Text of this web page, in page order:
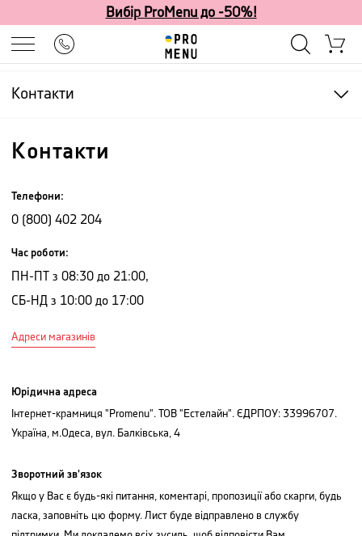
Вибір ProMenu до -50%!
Контакти
Контакти
Телефони:
0 (800) 402 204
Час роботи:
ПН-ПТ з 08:30 до 21:00,
СБ-НД з 10:00 до 17:00
Адреси магазинів
Юрідична адреса
Інтернет-крамниця "Promenu". ТОВ "Естелайн". ЄДРПОУ: 33996707.
Україна, м.Одеса, вул. Балківська, 4
Зворотний зв'язок
Якщо у Вас є будь-які питання, коментарі, пропозиції або скарги, будь
ласка, заповніть цю форму. Лист буде відправлено в службу